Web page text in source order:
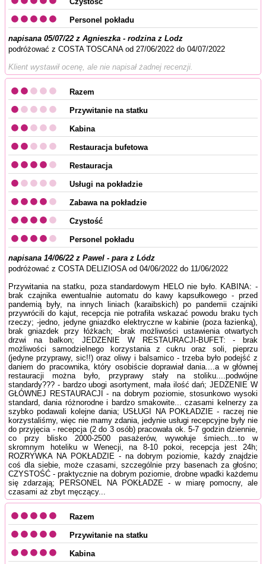
Personel pokładu
napisana 05/07/22 z Agnieszka - rodzina z Lodz
podróżować z COSTA TOSCANA od 27/06/2022 do 04/07/2022
Klient wystawił ocenę, ale nie napisał żadnej recenzji.
Razem
Przywitanie na statku
Kabina
Restauracja bufetowa
Restauracja
Usługi na pokładzie
Zabawa na pokładzie
Czystość
Personel pokładu
napisana 14/06/22 z Pawel - para z Lódz
podróżować z COSTA DELIZIOSA od 04/06/2022 do 11/06/2022
Przywitania na statku, poza standardowym HELO nie było. KABINA: -
brak czajnika ewentualnie automatu do kawy kapsułkowego - przed
pandemią były, na innych liniach (karaibskich) po pandemii czajniki
przywrócili do kajut, recepcja nie potrafiła wskazać powodu braku tych
rzeczy; -jedno, jedyne gniazdko elektryczne w kabinie (poza łazienką),
brak gniazdek przy łóżkach; -brak możliwości ustawienia otwartych
drzwi na balkon; JEDZENIE W RESTAURACJI-BUFET: - brak
możliwości samodzielnego korzystania z cukru oraz soli, pieprzu
(jedyne przyprawy, sic!!) oraz oliwy i balsamico - trzeba było podejść z
daniem do pracownika, który osobiście doprawiał dania....a w głównej
restauracji można było, przyprawy stały na stoliku....podwójne
standardy??? - bardzo ubogi asortyment, mała ilość dań; JEDZENIE W
GŁÓWNEJ RESTAURACJI - na dobrym poziomie, stosunkowo wysoki
standard, dania różnorodne i bardzo smakowite... czasami kelnerzy za
szybko podawali kolejne dania; USŁUGI NA POKŁADZIE - raczej nie
korzystaliśmy, więc nie mamy zdania, jedynie usługi recepcyjne były nie
do przyjęcia - recepcja (2 do 3 osób) pracowała ok. 5-7 godzin dziennie,
co przy blisko 2000-2500 pasażerów, wywołuje śmiech....to w
skromnym hoteliku w Wenecji, na 8-10 pokoi, recepcja jest 24h;
ROZRYWKA NA POKŁADZIE - na dobrym poziomie, każdy znajdzie
coś dla siebie, może czasami, szczególnie przy basenach za głośno;
CZYSTOŚĆ - praktycznie na dobrym poziomie, drobne wpadki każdemu
się zdarzają; PERSONEL NA POKŁADZE - w miarę pomocny, ale
czasami aż zbyt męczący...
Razem
Przywitanie na statku
Kabina